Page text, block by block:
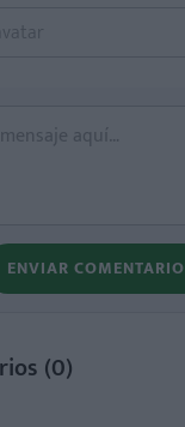
ENVIAR COMENTARIO
(0)